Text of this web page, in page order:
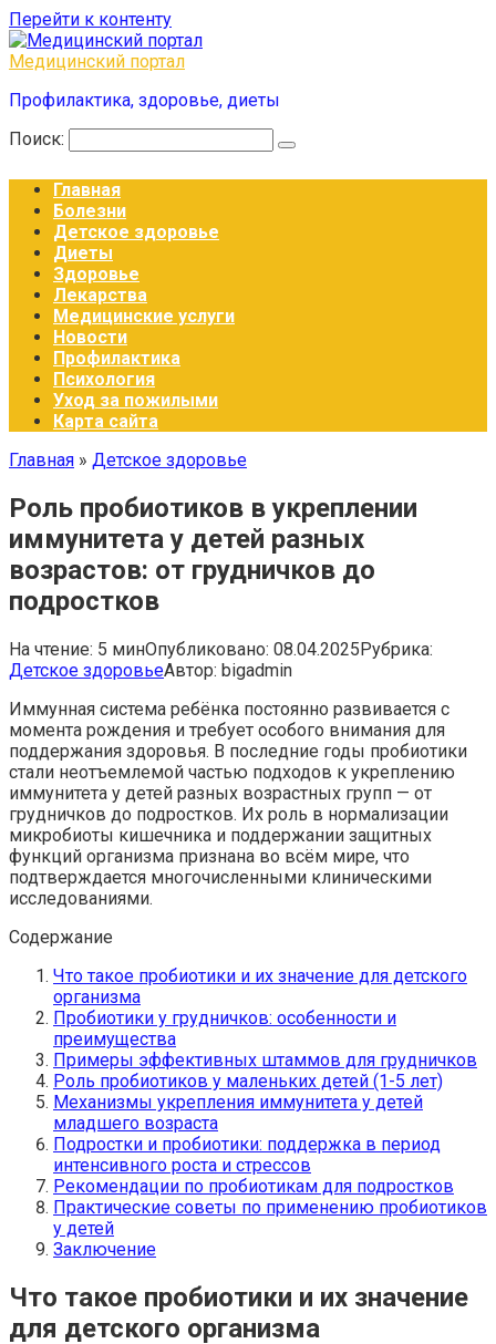
Перейти к контенту
Медицинский портал
Профилактика, здоровье, диеты
Поиск:
Главная
Болезни
Детское здоровье
Диеты
Здоровье
Лекарства
Медицинские услуги
Новости
Профилактика
Психология
Уход за пожилыми
Карта сайта
Главная » Детское здоровье
Роль пробиотиков в укреплении
иммунитета у детей разных
возрастов: от грудничков до
подростков
На чтение: 5 минОпубликовано: 08.04.2025Рубрика:
Детское здоровьеАвтор: bigadmin
Иммунная система ребёнка постоянно развивается с
момента рождения и требует особого внимания для
поддержания здоровья. В последние годы пробиотики
стали неотъемлемой частью подходов к укреплению
иммунитета у детей разных возрастных групп — от
грудничков до подростков. Их роль в нормализации
микробиоты кишечника и поддержании защитных
функций организма признана во всём мире, что
подтверждается многочисленными клиническими
исследованиями.
Содержание
Что такое пробиотики и их значение для детского
организма
Пробиотики у грудничков: особенности и
преимущества
Примеры эффективных штаммов для грудничков
Роль пробиотиков у маленьких детей (1-5 лет)
Механизмы укрепления иммунитета у детей
младшего возраста
Подростки и пробиотики: поддержка в период
интенсивного роста и стрессов
Рекомендации по пробиотикам для подростков
Практические советы по применению пробиотиков
у детей
Заключение
Что такое пробиотики и их значение
для детского организма